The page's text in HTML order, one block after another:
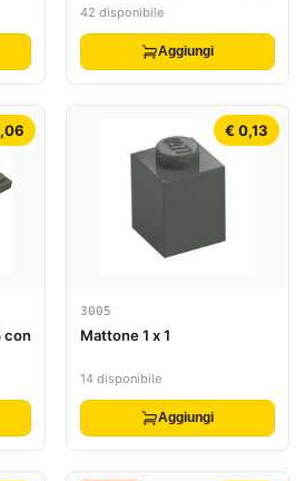
42 disponibile
Aggiungi
con
€ 0,13
3005
Mattone 1 x 1
14 disponibile
Aggiungi